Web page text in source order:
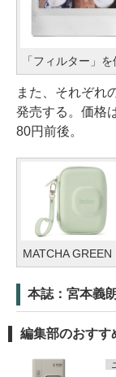
「フィルター」
また、それぞれ
発売する。価格
80円前後。
MATCHA GREEN
本誌：宮本義朗
編集部のおすす